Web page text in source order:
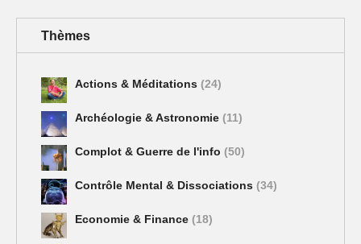
Thèmes
Actions & Méditations (24)
Archéologie & Astronomie (11)
Complot & Guerre de l'info (50)
Contrôle Mental & Dissociations (34)
Economie & Finance (18)